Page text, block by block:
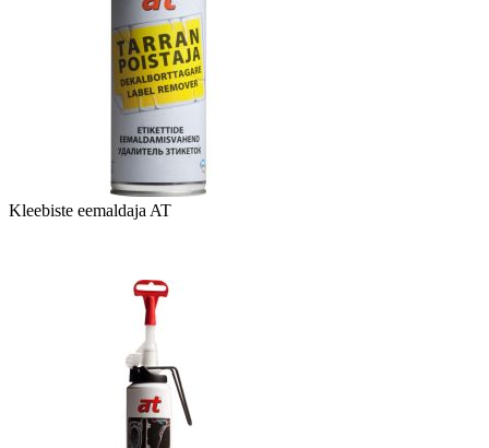
Kleebiste eemaldaja AT